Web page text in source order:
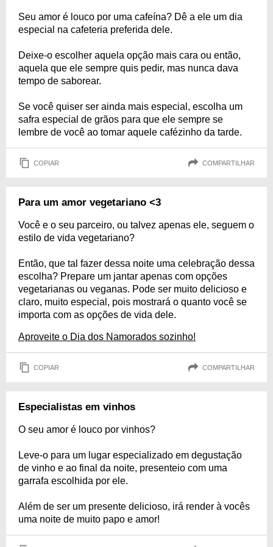
Seu amor é louco por uma cafeína? Dê a ele um dia
especial na cafeteria preferida dele.
Deixe-o escolher aquela opção mais cara ou então,
aquela que ele sempre quis pedir, mas nunca dava
tempo de saborear.
Se você quiser ser ainda mais especial, escolha um
safra especial de grãos para que ele sempre se
lembre de você ao tomar aquele cafézinho da tarde.
COPIAR COMPARTILHAR
Para um amor vegetariano <3
Você e o seu parceiro, ou talvez apenas ele, seguem o
estilo de vida vegetariano?
Então, que tal fazer dessa noite uma celebração dessa
escolha? Prepare um jantar apenas com opções
vegetarianas ou veganas. Pode ser muito delicioso e
claro, muito especial, pois mostrará o quanto você se
importa com as opções de vida dele.
Aproveite o Dia dos Namorados sozinho!
COPIAR COMPARTILHAR
Especialistas em vinhos
O seu amor é louco por vinhos?
Leve-o para um lugar especializado em degustação
de vinho e ao final da noite, presenteio com uma
garrafa escolhida por ele.
Além de ser um presente delicioso, irá render à vocês
uma noite de muito papo e amor!